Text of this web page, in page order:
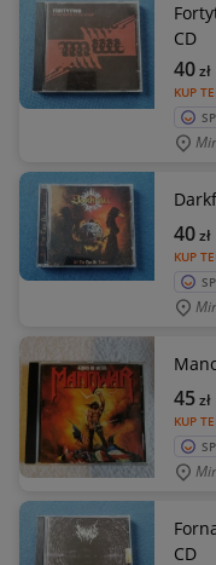
CD
KUP
40zł
KUP
40zł
KUP
45zł
CD